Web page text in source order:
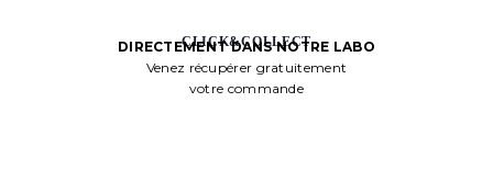
CLICK&COLLECT
DIRECTEMENT DANS NOTRE LABO
Venez récupérer gratuitement
votre commande